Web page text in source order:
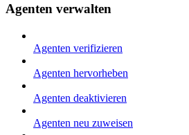
Agenten verwalten
Agenten verifizieren
Agenten hervorheben
Agenten deaktivieren
Agenten neu zuweisen